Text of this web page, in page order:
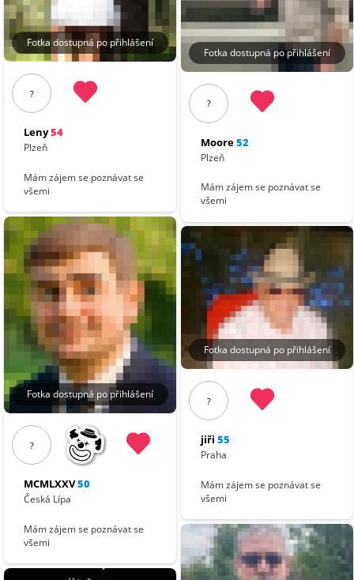
Fotka dostupná po přihlášení
?
Leny54
Plzeň
Mám zájem se poznávat se
všemi
Fotka dostupná po přihlášení
?
MCMLXXV50
Česká Lípa
Mám zájem se poznávat se
všemi
Fotka dostupná po přihlášení
?
Moore52
Plzeň
Mám zájem se poznávat se
všemi
Fotka dostupná po přihlášení
?
jiři 55
Praha
Mám zájem se poznávat se
všemi